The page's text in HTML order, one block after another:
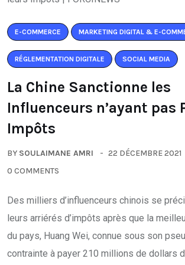
E-COMMERCE MARKETING DIGITAL & E-
RÉGLEMENTATION DIGITALE SOCIAL MEDIA
La Chine Sanctionne les
Influenceurs n’ayant pas
Impôts
BY SOULAIMANE AMRI
22 DÉCEMBRE 2021
0 COMMENTS
Des milliers d’influenceurs chinois se
leurs arriérés d’impôts après que la
du pays, Huang Wei, connue sous son
contrainte à payer 210 millions de dollars